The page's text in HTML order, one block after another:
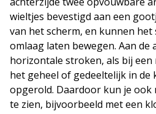
wieltjes bevestigd aan een
van het scherm, en kunnen
omlaag laten bewegen. Aan
horizontale stroken, als bij
het geheel of gedeeltelijk in de
opgerold. Daardoor kun je ook
te zien, bijvoorbeeld met een